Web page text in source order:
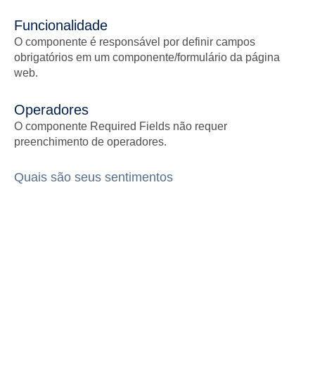
Funcionalidade
O componente é responsável por definir campos
obrigatórios em um componente/formulário da página
web.
Operadores
O componente Required Fields não requer
preenchimento de operadores.
Quais são seus sentimentos